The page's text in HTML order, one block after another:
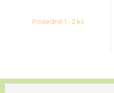
Posledné 1 - 2 ks